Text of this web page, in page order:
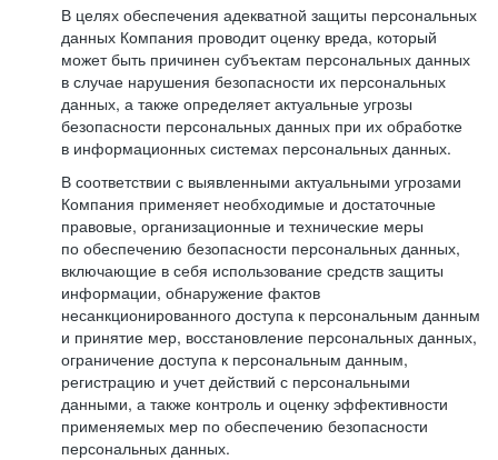
В целях обеспечения адекватной защиты персональных
данных Компания проводит оценку вреда, который
может быть причинен субъектам персональных данных
в случае нарушения безопасности их персональных
данных, а также определяет актуальные угрозы
безопасности персональных данных при их обработке
в информационных системах персональных данных.
В соответствии с выявленными актуальными угрозами
Компания применяет необходимые и достаточные
правовые, организационные и технические меры
по обеспечению безопасности персональных данных,
включающие в себя использование средств защиты
информации, обнаружение фактов
несанкционированного доступа к персональным данным
и принятие мер, восстановление персональных данных,
ограничение доступа к персональным данным,
регистрацию и учет действий с персональными
данными, а также контроль и оценку эффективности
применяемых мер по обеспечению безопасности
персональных данных.